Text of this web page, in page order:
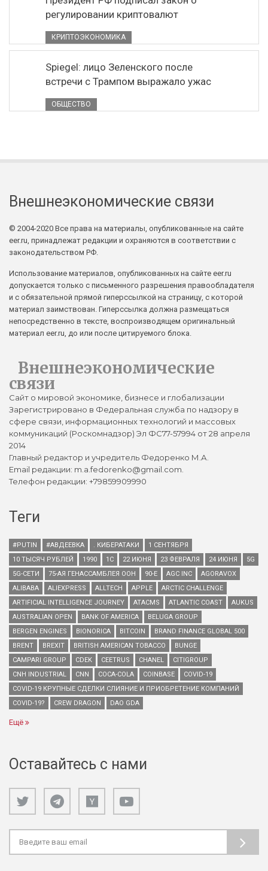
регулировании криптовалют
КРИПТОЭКОНОМИКА
Spiegel: лицо Зеленского после
встречи с Трампом выражало ужас
ОБЩЕСТВО
Внешнеэкономические связи
© 2004-2020 Все права на материалы, опубликованные на сайте
eer.ru, принадлежат редакции и охраняются в соответствии с
законодательством РФ.
Использование материалов, опубликованных на сайте eer.ru
допускается только с письменного разрешения правообладателя
и с обязательной прямой гиперссылкой на страницу, с которой
материал заимствован. Гиперссылка должна размещаться
непосредственно в тексте, воспроизводящем оригинальный
материал eer.ru, до или после цитируемого блока.
Внешнеэкономические
связи
Сайт о мировой экономике, бизнесе и глобализации
Зарегистрировано в Федеральная служба по надзору в
сфере связи, информационных технологий и массовых
коммуникаций (Роскомнадзор) Эл ФС77-57994 от 28 апреля
2014
Главный редактор и учредитель Федоренко М.А.
Email редакции: m.a.fedorenko@gmail.com.
Телефон редакции: +79859909990
Теги
#PUTIN #АВДЕЕВКА . КИБЕРАТАКИ
1 СЕНТЯБРЯ
10 ТЫСЯЧ РУБЛЕЙ
1990 1С 22 ИЮНЯ 23 ФЕВРАЛЯ 24 ИЮНЯ
5G
5G-СЕТИ
75-АЯ ГЕНАССАМБЛЕЯ ООН 90-Е AGC INC
AGORAVOX
ALIBABA
ALIEXPRESS ALLTECH APPLE
ARCTIC CHALLENGE
ARTIFICIAL INTELLIGENCE JOURNEY
ATACMS ATLANTIC COAST
AUKUS
AUSTRALIAN OPEN
BANK OF AMERICA
BELUGA GROUP
BERGEN ENGINES
BIONORICA BITCOIN
BRAND FINANCE GLOBAL 500
BRENT
BREXIT BRITISH AMERICAN TOBACCO
BUNGE
CAMPARI GROUP
CDEK CEETRUS CHANEL
CITIGROUP
CNH INDUSTRIAL
CNN COCA-COLA COINBASE
COVID-19
COVID-19 КРУПНЫЕ СДЕЛКИ СЛИЯНИЕ И ПРИОБРЕТЕНИЕ КОМПАНИЙ
COVID-19?
CREW DRAGON DAO GDA
Ещё
Оставайтесь с нами